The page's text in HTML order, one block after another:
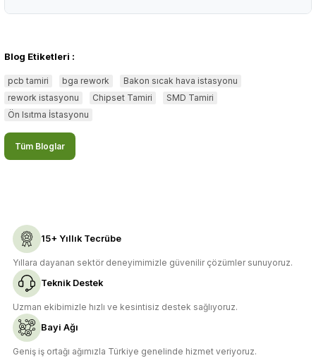
Blog Etiketleri :
pcb tamiri bga rework
Bakon sıcak hava istasyonu
rework istasyonu
Chipset Tamiri
SMD Tamiri
Ön Isıtma İstasyonu
Tüm Bloglar
15+ Yıllık Tecrübe
Yıllara dayanan sektör deneyimimizle güvenilir çözümler sunuyoruz.
Teknik Destek
Uzman ekibimizle hızlı ve kesintisiz destek sağlıyoruz.
Bayi Ağı
Geniş iş ortağı ağımızla Türkiye genelinde hizmet veriyoruz.